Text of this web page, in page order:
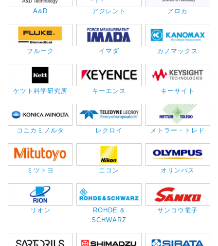
A&D アジレント アロカ
フルーク イマダ カノマックス
ケツト科学研究所 キーエンス キーサイト
コニカミノルタ レクロイ メトラー・トレド
ミツトヨ ニコン オリンパス
リオン
ROHDE &
SCHWARZ
サンコウ電子